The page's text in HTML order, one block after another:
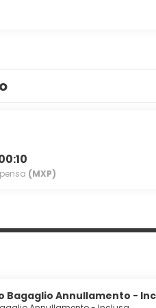
(MXP)
Bagaglio Annullamento -